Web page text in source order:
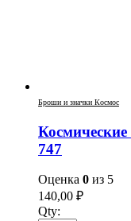
Броши и значки Космос
747
Оценка 0 из 5
140,00 ₽
Qty: